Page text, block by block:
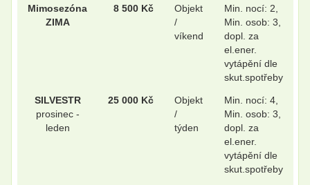
Mimosezóna
ZIMA
8 500 Kč
Objekt
/
víkend
Min. nocí: 2,
Min. osob: 3,
dopl. za
el.ener.
vytápění dle
skut.spotřeby
SILVESTR
prosinec -
leden
25 000 Kč
Objekt
/
týden
Min. nocí: 4,
Min. osob: 3,
dopl. za
el.ener.
vytápění dle
skut.spotřeby